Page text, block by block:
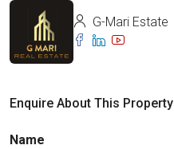
G-Mari Estate
Enquire About This Property
Name